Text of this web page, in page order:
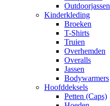
Outdoorjassen
Kinderkleding
Broeken
T-Shirts
Truien
Overhemden
Overalls
Jassen
Bodywarmers
Hoofddeksels
Petten (Caps)